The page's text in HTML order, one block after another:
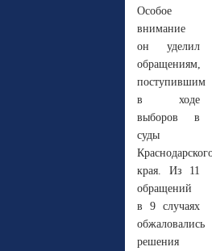
Особое
внимание
он уделил
обращениям,
поступившим
в ходе
выборов в
суды
края. Из 11
обращений
в 9 случаях
обжаловались
решения